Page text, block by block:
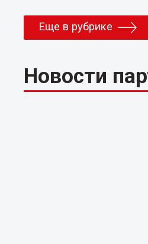
Еще в рубрике
Новости